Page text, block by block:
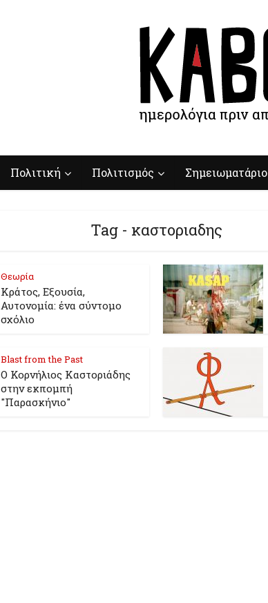
Πολιτική Πολιτισμός Σημειωματάριο
Tag - καστοριαδης
Θεωρία
Kράτος, Εξουσία,
Αυτονομία: ένα σύντομο
σχόλιο
Blast from the Past
Ο Κορνήλιος Καστοριάδης
στην εκπομπή
"Παρασκήνιο"